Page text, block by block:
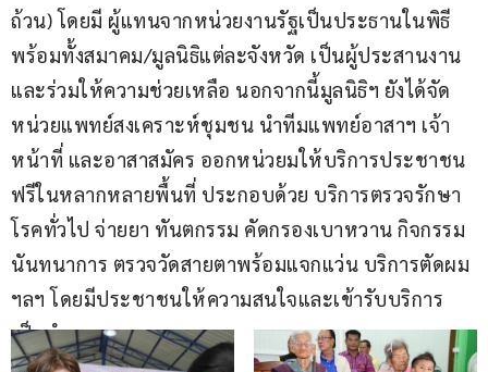
ถ้วน) โดยมี ผู้แทนจากหน่วยงานรัฐเป็นประธานในพิธี
พร้อมทั้งสมาคม/มูลนิธิแต่ละจังหวัด เป็นผู้ประสานงาน
และร่วมให้ความช่วยเหลือ นอกจากนี้มูลนิธิฯ ยังได้จัด
หน่วยแพทย์สงเคราะห์ชุมชน นำทีมแพทย์อาสาฯ เจ้า
หน้าที่ และอาสาสมัคร ออกหน่วยมให้บริการประชาชน
ฟรีในหลากหลายพื้นที่ ประกอบด้วย บริการตรวจรักษา
โรคทั่วไป จ่ายยา ทันตกรรม คัดกรองเบาหวาน กิจกรรม
นันทนาการ ตรวจวัดสายตาพร้อมแจกแว่น บริการตัดผม
ฯลฯ โดยมีประชาชนให้ความสนใจและเข้ารับบริการ
เป็นจำนวนมาก